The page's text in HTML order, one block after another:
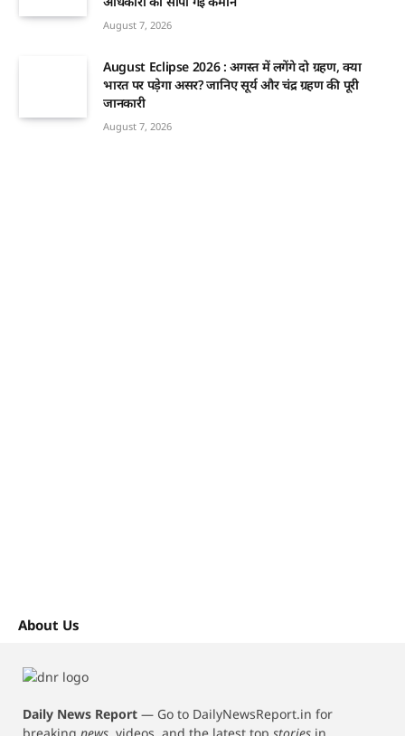
August 7, 2026
August Eclipse 2026 : अगस्त में लगेंगे दो ग्रहण, क्या
भारत पर पड़ेगा असर? जानिए सूर्य और चंद्र ग्रहण की पूरी
जानकारी
August 7, 2026
About Us
Daily News Report — Go to DailyNewsReport.in for